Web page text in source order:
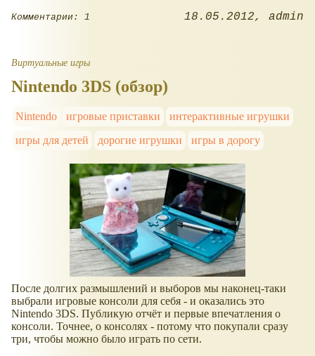
Комментарии: 1 18.05.2012 admin
Виртуальные игры
Nintendo 3DS (обзор)
Nintendo игровые приставки
интерактивные игрушки
игры для детей
дорогие игрушки игры в дорогу
После долгих размышлений и выборов мы наконец-таки
выбрали игровые консоли для себя - и оказались это
Nintendo 3DS. Публикую отчёт и первые впечатления о
консоли. Точнее, о консолях - потому что покупали сразу
три, чтобы можно было играть по сети.